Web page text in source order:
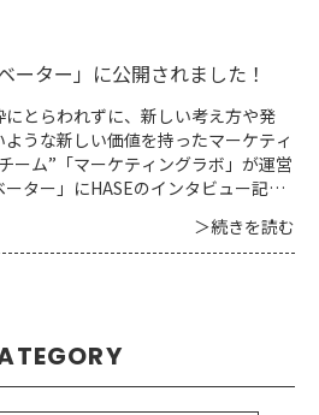
ーター」に公開されました！
とらわれずに、新しい考え方や発
うな新しい価値を持ったマーケティ
ーム”「マーケティングラボ」が運営
ター」にHASEのインタビュー記事
す。 以下の画像をクリックしてぜひご
＞続きを読む